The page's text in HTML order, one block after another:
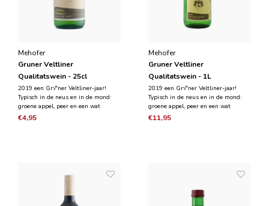
Mehofer
Gruner Veltliner
Qualitatswein - 25cl
2019 een Gr√ºner Veltliner-jaar!
Typisch in de neus en in de mond:
groene appel, peer en een wat
peperige kruidigheid. De aangename
citrus frisheid wordt gecombineerd
€4,95
Mehofer
Gruner Veltliner
Qualitatswein - 1L
2019 een Gr√ºner Veltliner-jaar!
Typisch in de neus en in de mond:
groene appel, peer en een wat
peperige kruidigheid. De aangename
citrus frisheid wordt gecombineerd
€11,95